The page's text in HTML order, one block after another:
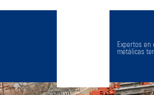
Expertos
metálicas